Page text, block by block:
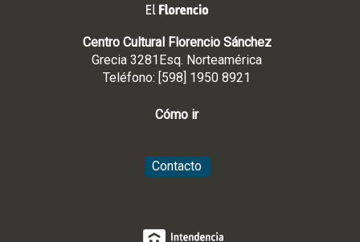
Centro Cultural Florencio Sánchez
Grecia 3281Esq. Norteamérica
Teléfono: [598] 1950 8921
Cómo ir
Contacto